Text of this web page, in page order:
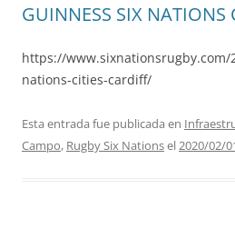
GUINNESS SIX NATIONS
https://www.sixnationsrugby.com/
nations-cities-cardiff/
Esta entrada fue publicada en
Campo, Rugby Six Nationsel2020/02/